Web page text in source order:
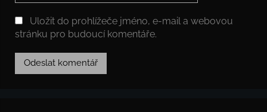
Uložit do prohlížeče jméno, e-mail a webovou
stránku pro budoucí komentáře.